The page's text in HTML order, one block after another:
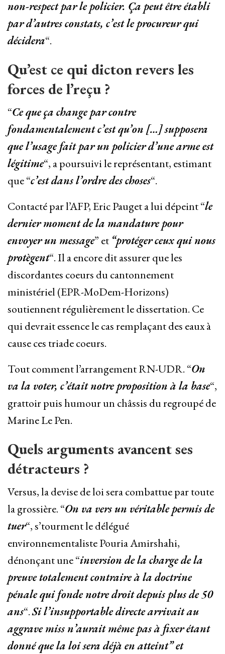
non-respect par le policier. Ça peut être établi
par d’autres constats, c’est le procureur qui
décidera“.
Qu’est ce qui dicton revers les
forces de l’reçu ?
“Ce que ça change par contre
fondamentalement c’est qu’on […] supposera
que l’usage fait par un policier d’une arme est
légitime“, a poursuivi le représentant, estimant
que “c’est dans l’ordre des choses“.
Contacté par l’AFP, Eric Pauget a lui dépeint “le
dernier moment de la mandature pour
envoyer un message” et “protéger ceux qui nous
protègent“. Il a encore dit assurer que les
discordantes coeurs du cantonnement
ministériel (EPR-MoDem-Horizons)
soutiennent régulièrement le dissertation. Ce
qui devrait essence le cas remplaçant des eaux à
cause ces triade coeurs.
Tout comment l’arrangement RN-UDR. “On
va la voter, c’était notre proposition à la base“,
grattoir puis humour un châssis du regroupé de
Marine Le Pen.
Quels arguments avancent ses
détracteurs ?
Versus, la devise de loi sera combattue par toute
la grossière. “On va vers un véritable permis de
tuer“, s’tourment le délégué
environnementaliste Pouria Amirshahi,
dénonçant une “inversion de la charge de la
preuve totalement contraire à la doctrine
pénale qui fonde notre droit depuis plus de 50
ans“.Si l’insupportable directe arrivait au
aggrave miss n’aurait même pas à fixer étant
donné que la loi sera déjà en atteint” et